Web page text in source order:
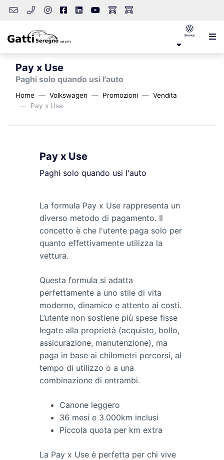
Pay x Use
Paghi solo quando usi l'auto
Home Volkswagen Promozioni
Vendita
Pay x Use
Pay x Use
Paghi solo quando usi l'auto
La formula Pay x Use rappresenta un
diverso metodo di pagamento. Il
concetto è che l'utente paga solo per
quanto effettivamente utilizza la
vettura.
Questa formula si adatta
perfettamente a uno stile di vita
moderno, dinamico e attento ai costi.
L’utente non sostiene più spese fisse
legate alla proprietà (acquisto, bollo,
assicurazione, manutenzione), ma
paga in base ai chilometri percorsi, al
tempo di utilizzo o a una
combinazione di entrambi.
Canone leggero
36 mesi e 3.000km inclusi
Piccola quota per km extra
La Pay x Use è perfetta per chi vive